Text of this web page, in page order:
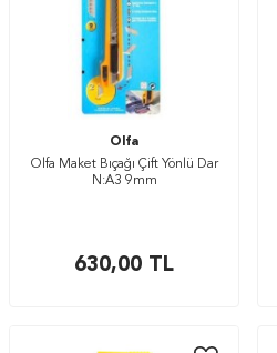
Olfa
Olfa Maket Bıçağı Çift Yönlü Dar
N:A3 9mm
630,00 TL